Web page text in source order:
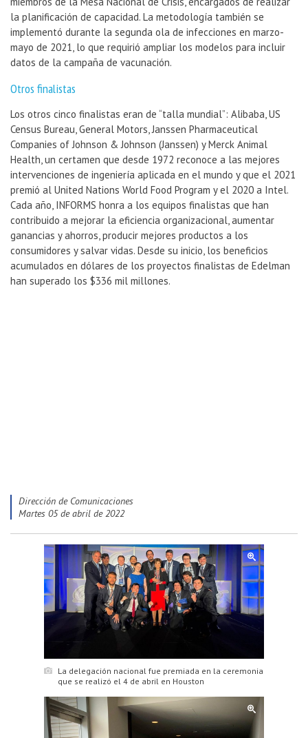
La delegación nacional fue premiada en la ceremonia
que se realizó el 4 de abril en Houston
la planificación de capacidad. La metodología también se
implementó durante la segunda ola de infecciones en marzo-
mayo de 2021, lo que requirió ampliar los modelos para incluir
datos de la campaña de vacunación.
Otros finalistas
Los otros cinco finalistas eran de “talla mundial”: Alibaba, US
Census Bureau, General Motors, Janssen Pharmaceutical
Companies of Johnson & Johnson (Janssen) y Merck Animal
Health, un certamen que desde 1972 reconoce a las mejores
intervenciones de ingeniería aplicada en el mundo y que el 2021
premió al United Nations World Food Program y el 2020 a Intel.
Cada año, INFORMS honra a los equipos finalistas que han
contribuido a mejorar la eficiencia organizacional, aumentar
ganancias y ahorros, producir mejores productos a los
consumidores y salvar vidas. Desde su inicio, los beneficios
acumulados en dólares de los proyectos finalistas de Edelman
han superado los $336 mil millones.
Dirección de Comunicaciones
martes 05 de abril de 2022